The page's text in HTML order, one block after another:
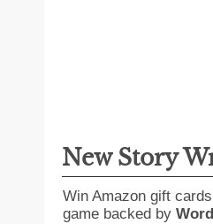
New Story
Win Amazon gift
game backed by